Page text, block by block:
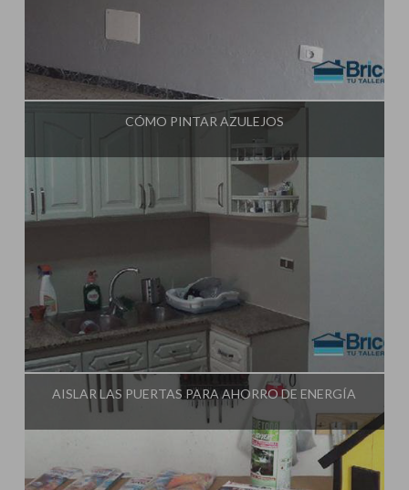
Influencer:
CÓMO PINTAR AZULEJOS
Influencer:Tu Taller de Bricolaje
AISLAR LAS PUERTAS PARA AHORRO DE ENERGÍA